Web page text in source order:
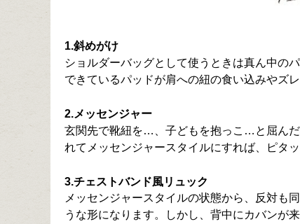
1.斜めがけ
ショルダーバッグとして使うときは真ん中の
できているパッドが肩への紐の食い込みやズ
2.メッセンジャー
玄関先で靴紐を…、子どもを抱っこ…と屈ん
れてメッセンジャースタイルにすれば、ピタ
3.チェストバンド風リュック
メッセンジャースタイルの状態から、反対も
うな形になります。しかし、背中にカバンが